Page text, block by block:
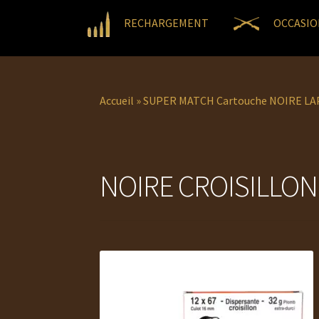
RECHARGEMENT
Accueil »SUPER MATCH Cartouche NOIRE
NOIRE CROISILLON